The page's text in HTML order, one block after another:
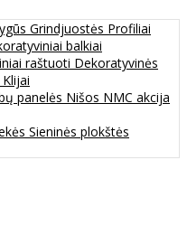
Grindjuostės Profiliai
balkiai
raštuoti Dekoratyvinės
Klijai
panelės Nišos NMC akcija
Sieninės plokštės